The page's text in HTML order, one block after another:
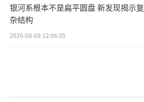
银河系根本不是扁平圆盘 新发现揭示复
杂结构
2026-08-09 12:06:35